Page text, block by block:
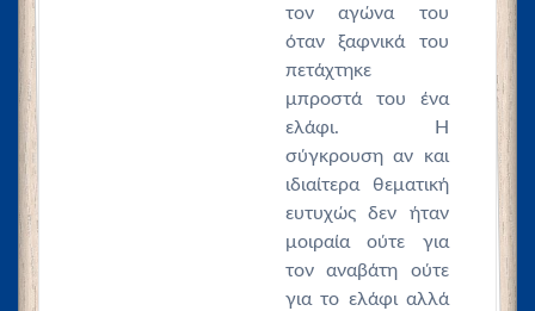
τον αγώνα του
όταν ξαφνικά του
πετάχτηκε
μπροστά του ένα
ελάφι. Η
σύγκρουση αν και
ιδιαίτερα θεματική
ευτυχώς δεν ήταν
μοιραία ούτε για
τον αναβάτη ούτε
για το ελάφι αλλά